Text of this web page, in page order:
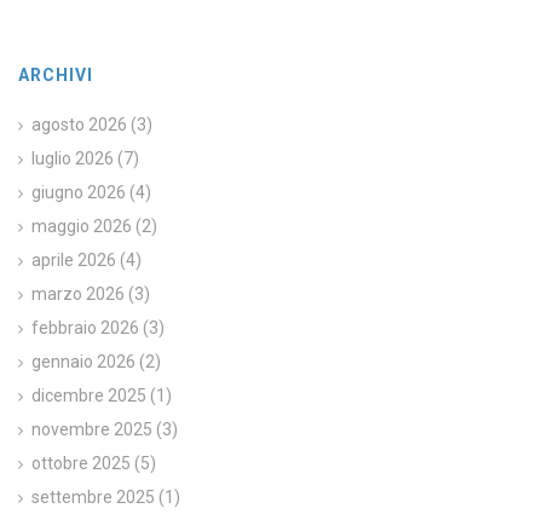
ARCHIVI
agosto 2026 (3)
luglio 2026 (7)
giugno 2026 (4)
maggio 2026 (2)
aprile 2026 (4)
marzo 2026 (3)
febbraio 2026 (3)
gennaio 2026 (2)
dicembre 2025 (1)
novembre 2025 (3)
ottobre 2025 (5)
settembre 2025 (1)